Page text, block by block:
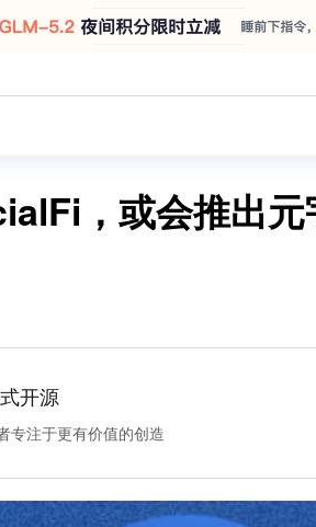
，或会推出元
开源
专注于更有价值的创造